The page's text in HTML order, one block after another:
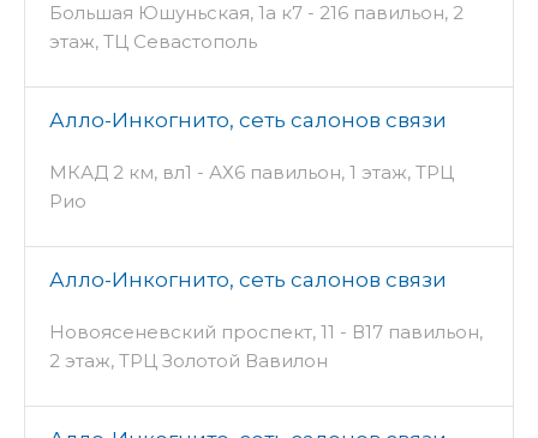
Большая Юшуньская, 1а к7 - 216 павильон, 2
этаж, ТЦ Севастополь
Алло-Инкогнито, сеть салонов связи
МКАД 2 км, вл1 - АХ6 павильон, 1 этаж, ТРЦ
Рио
Алло-Инкогнито, сеть салонов связи
Новоясеневский проспект, 11 - В17 павильон,
2 этаж, ТРЦ Золотой Вавилон